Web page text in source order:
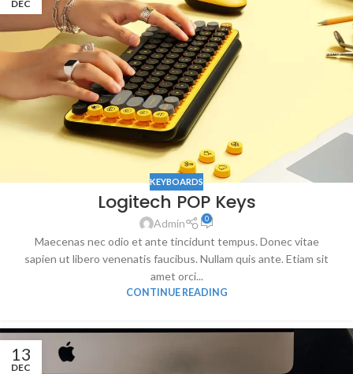
DEC
KEYBOARDS
Logitech POP Keys
Admin 0
Maecenas nec odio et ante tincidunt tempus. Donec vitae
sapien ut libero venenatis faucibus. Nullam quis ante. Etiam sit
amet orci...
CONTINUE READING
13
DEC